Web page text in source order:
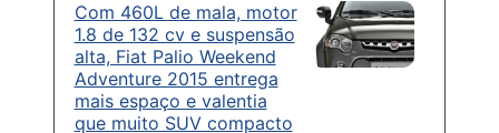
Com 460L de mala, motor
1.8 de 132 cv e suspensão
alta, Fiat Palio Weekend
Adventure 2015 entrega
mais espaço e valentia
que muito SUV compacto